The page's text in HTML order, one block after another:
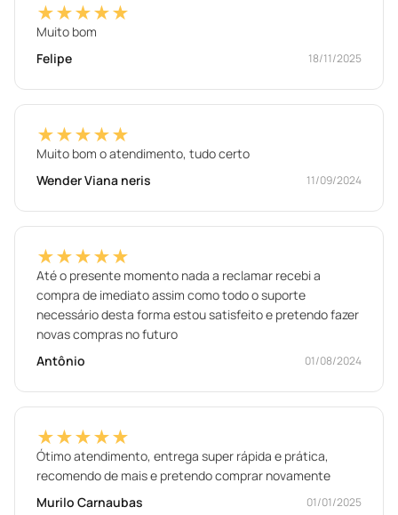
★★★★★
Muito bom
Felipe
18/11/2025
★★★★★
Muito bom o atendimento, tudo certo
Wender Viana neris
11/09/2024
★★★★★
Até o presente momento nada a reclamar recebi a
compra de imediato assim como todo o suporte
necessário desta forma estou satisfeito e pretendo fazer
novas compras no futuro
Antônio
01/08/2024
★★★★★
Ótimo atendimento, entrega super rápida e prática,
recomendo de mais e pretendo comprar novamente
Murilo Carnaubas
01/01/2025